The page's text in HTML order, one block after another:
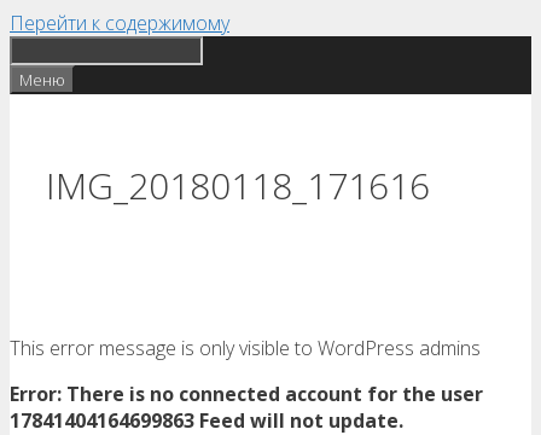
Перейти к содержимому
Меню
IMG_20180118_171616
This error message is only visible to WordPress admins
Error: There is no connected account for the user
17841404164699863 Feed will not update.